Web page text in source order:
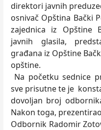
direktori javnih
osnivač Opština Bački
zajednica iz Opštine
javnih glasila,
građana iz Opštine
opštine.
Na početku sednice
sve prisutne te je
dovoljan broj
Nakon toga,
Odbornik Radomir